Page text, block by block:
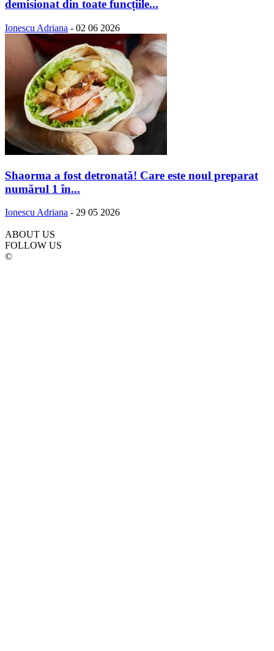
demisionat din toate funcțiile...
Ionescu Adriana - 02 06 2026
Shaorma a fost detronată! Care este noul preparat
numărul 1 în...
Ionescu Adriana - 29 05 2026
ABOUT US
FOLLOW US
©